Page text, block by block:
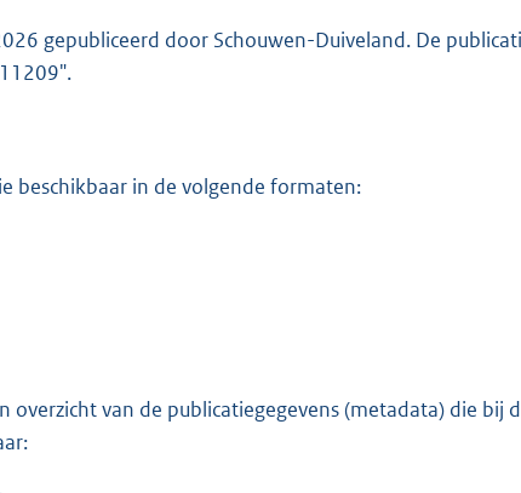
n
K
gepubliceerd door Schouwen-Duiveland. De
beschikbaar in de volgende formaten:
overzicht van de publicatiegegevens (metadata) die bij